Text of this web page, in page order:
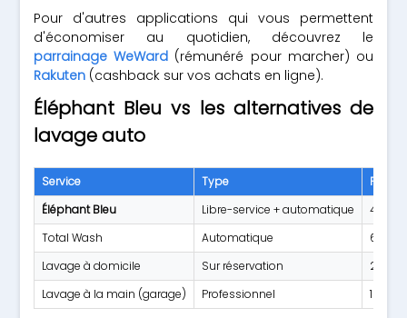
Pour d'autres applications qui vous permettent
d'économiser au quotidien, découvrez le
parrainage WeWard (rémunéré pour marcher) ou
Rakuten (cashback sur vos achats en ligne).
Éléphant Bleu vs les alternatives de
lavage auto
Service Type
Prix
Éléphant Bleu
Libre-service + automatique
4 € -
Total Wash
Automatique
6 € -
Lavage à domicile
Sur réservation
20 €
Lavage à la main (garage)
Professionnel 15 € -